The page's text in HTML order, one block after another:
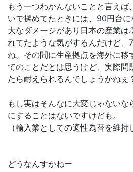
もう一つわかんないことと言え
いで揉めてたときには、90円台
大なダメージがあり日本の産業は
れてたような気がするんだけど、
ね。その間に生産拠点を海外に移
てのことだとは思うけど、実際問
たら耐えられるんでしょうかねぇ
もし実はそんなに大変じゃない
にすることはないですけども。
（輸入業としての適性為替を維持
どうなんすかねー